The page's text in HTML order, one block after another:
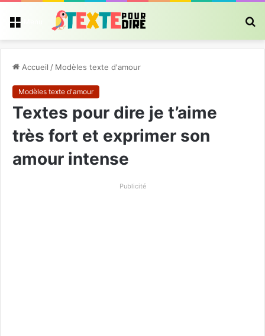
Accueil / Modèles texte d'amour
Modèles texte d'amour
Textes pour dire je t’aime
très fort et exprimer son
amour intense
Publicité